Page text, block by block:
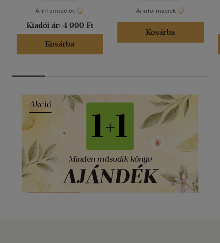
Árinformációk
Kiadói ár: 4 990 Ft
Kosárba
Árinformációk
Kosárba